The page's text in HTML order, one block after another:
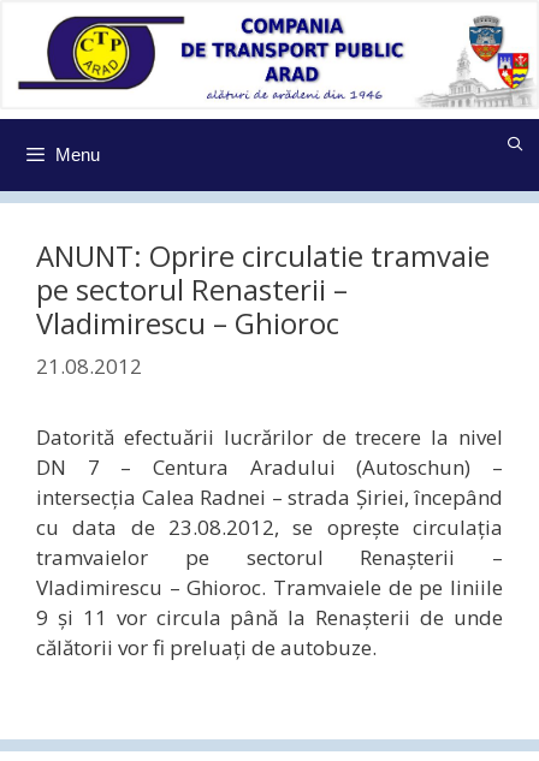
conținut
Menu
ANUNT: Oprire circulatie tramvaie
pe sectorul Renasterii –
Vladimirescu – Ghioroc
21.08.2012
Datorită efectuării lucrărilor de trecere la nivel
DN 7 – Centura Aradului (Autoschun) –
intersecţia Calea Radnei – strada Şiriei, începând
cu data de 23.08.2012, se opreşte circulaţia
tramvaielor pe sectorul Renaşterii –
Vladimirescu – Ghioroc. Tramvaiele de pe liniile
9 şi 11 vor circula până la Renaşterii de unde
călătorii vor fi preluaţi de autobuze.